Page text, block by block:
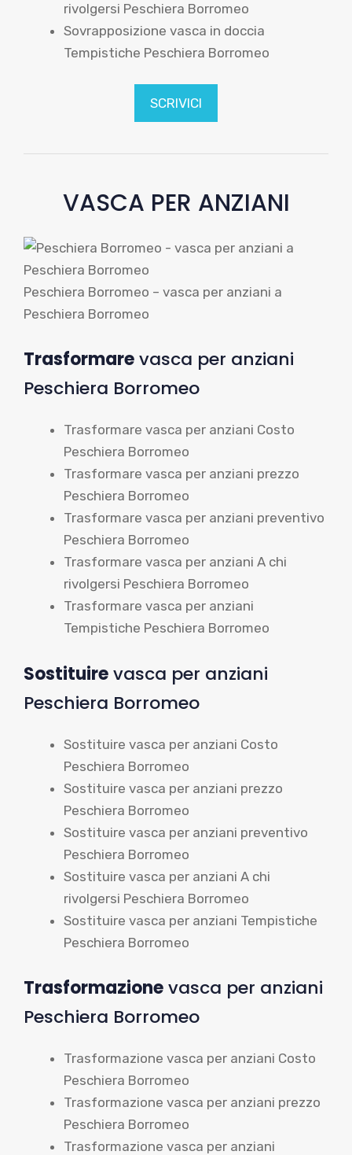
rivolgersi Peschiera Borromeo
Sovrapposizione vasca in doccia
Tempistiche Peschiera Borromeo
SCRIVICI
VASCA PER ANZIANI
Peschiera Borromeo – vasca per anziani a
Peschiera Borromeo
Trasformarevasca per anziani
Peschiera Borromeo
Trasformare vasca per anziani Costo
Peschiera Borromeo
Trasformare vasca per anziani prezzo
Peschiera Borromeo
Trasformare vasca per anziani preventivo
Peschiera Borromeo
Trasformare vasca per anziani A chi
rivolgersi Peschiera Borromeo
Trasformare vasca per anziani
Tempistiche Peschiera Borromeo
Sostituirevasca per anziani
Peschiera Borromeo
Sostituire vasca per anziani Costo
Peschiera Borromeo
Sostituire vasca per anziani prezzo
Peschiera Borromeo
Sostituire vasca per anziani preventivo
Peschiera Borromeo
Sostituire vasca per anziani A chi
rivolgersi Peschiera Borromeo
Sostituire vasca per anziani Tempistiche
Peschiera Borromeo
Trasformazionevasca per anziani
Peschiera Borromeo
Trasformazione vasca per anziani Costo
Peschiera Borromeo
Trasformazione vasca per anziani prezzo
Peschiera Borromeo
Trasformazione vasca per anziani